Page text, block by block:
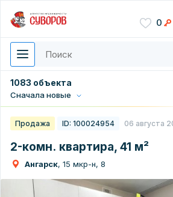
0
1083 объекта
Сначала новые
Продажа ID: 100024954 06 августа
2-комн. квартира, 41 м²
Ангарск, 15 мкр-н, 8
Введите цифры с картинки